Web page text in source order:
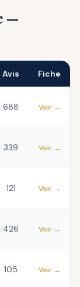
—
Avis Fiche
688 Voir →
339 Voir →
121 Voir →
426 Voir →
105 Voir →